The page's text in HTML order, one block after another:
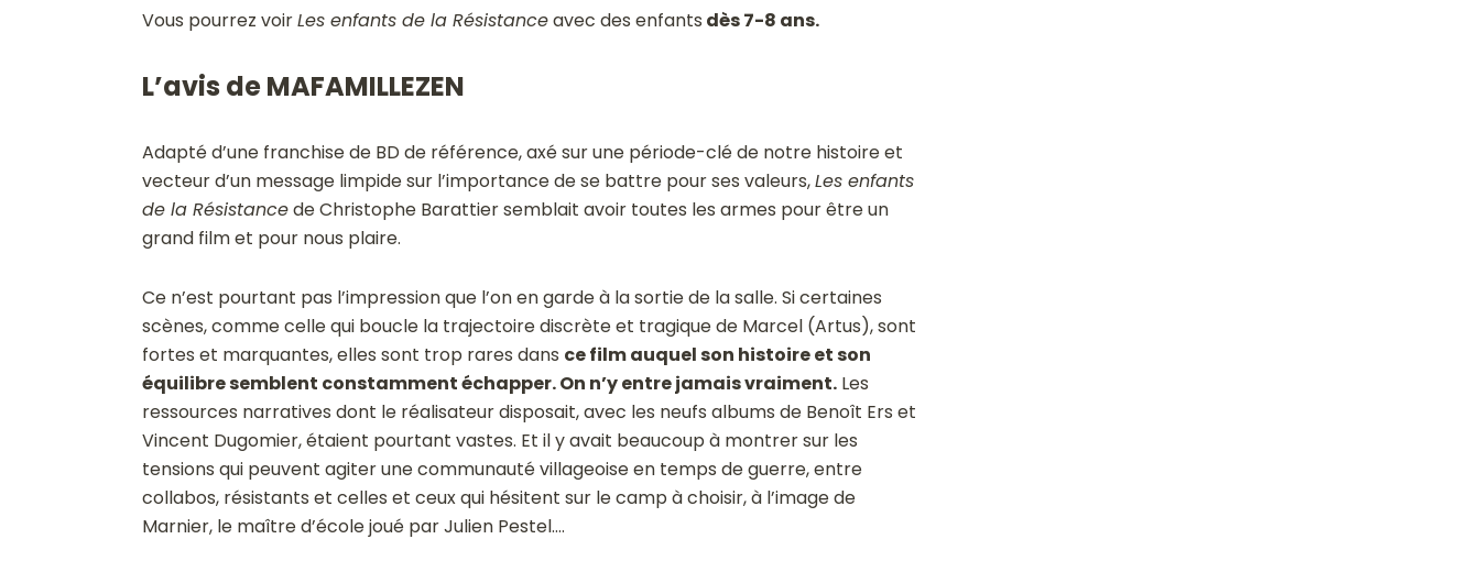
Vous pourrez voirLes enfants de la Résistanceavec des enfants dès 7-8 ans.
L’avis de MAFAMILLEZEN
Adapté d’une franchise de BD de référence, axé sur une période-clé de notre histoire et
vecteur d’un message limpide sur l’importance de se battre pour ses valeurs,Les enfants
de la Résistancede Christophe Barattier semblait avoir toutes les armes pour être un
grand film et pour nous plaire.
Ce n’est pourtant pas l’impression que l’on en garde à la sortie de la salle. Si certaines
scènes, comme celle qui boucle la trajectoire discrète et tragique de Marcel (Artus), sont
fortes et marquantes, elles sont trop rares dans ce film auquel son histoire et son
équilibre semblent constamment échapper. On n’y entre jamais vraiment.Les
ressources narratives dont le réalisateur disposait, avec les neufs albums de Benoît Ers et
Vincent Dugomier, étaient pourtant vastes. Et il y avait beaucoup à montrer sur les
tensions qui peuvent agiter une communauté villageoise en temps de guerre, entre
collabos, résistants et celles et ceux qui hésitent sur le camp à choisir, à l’image de
Marnier, le maître d’école joué par Julien Pestel….